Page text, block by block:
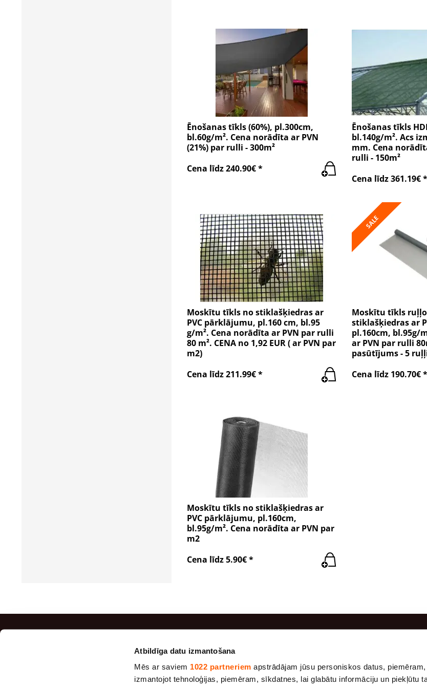
Atbildīga datu izmantošana
Mēs ar saviem 1022 partneriem apstrādājam jūsu personiskos datus,
izmantojot tehnoloģijas, piemēram, sīkdatnes, lai glabātu informāciju un piekļūtu
Ēnošanas tīkls (60%), pl.300cm,
bl.60g/m². Cena norādīta ar PVN
(21%) par rulli - 300m²
Cena līdz 240.90€ *
Ēnošanas tīkls
bl.140g/m². Acs
mm. Cena
rulli - 150m²
Cena līdz 361.19€ *
Moskītu tīkls no stiklašķiedras ar
PVC pārklājumu, pl.160 cm, bl.95
g/m². Cena norādīta ar PVN par rulli
80 m². CENA no 1,92 EUR ( ar PVN par
m2)
Cena līdz 211.99€ *
SALE
Moskītu tīkls
stiklašķiedras ar
pl.160cm, bl.95g/
ar PVN par rulli
pasūtījums - 5
Cena līdz 190.70€ *
Moskītu tīkls no stiklašķiedras ar
PVC pārklājumu, pl.160cm,
bl.95g/m². Cena norādīta ar PVN par
m2
Cena līdz 5.90€ *
TOP Produkti
Maisu audums.
Džutas audums.
Marle
Ražošana